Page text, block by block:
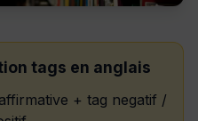
tags en anglais
+ tag negatif /